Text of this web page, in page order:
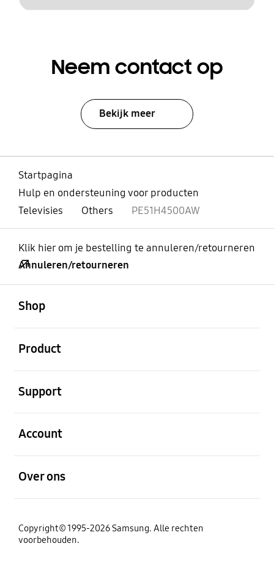
Neem contact op
Bekijk meer
Startpagina
Hulp en ondersteuning voor producten
Televisies
Others PE51H4500AW
Klik hier om je bestelling te annuleren/retourneren
Annuleren/retourneren
Shop
Product
Support
Account
Over ons
Copyright© 1995-2026 Samsung. Alle rechten
voorbehouden.